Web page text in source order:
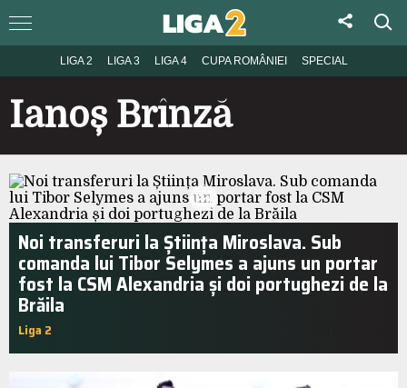
LIGA 2 LIGA 3 LIGA 4 CUPA ROMÂNIEI SPECIAL
Ianoș Brînză
Noi transferuri la Știința Miroslava. Sub
comanda lui Tibor Selymes a ajuns un portar
fost la CSM Alexandria și doi portughezi de la
Brăila
Liga 2